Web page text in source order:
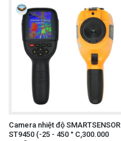
Camera nhiệt độ SMARTSENSOR
ST9450 (-25 - 450 ° C,300.000